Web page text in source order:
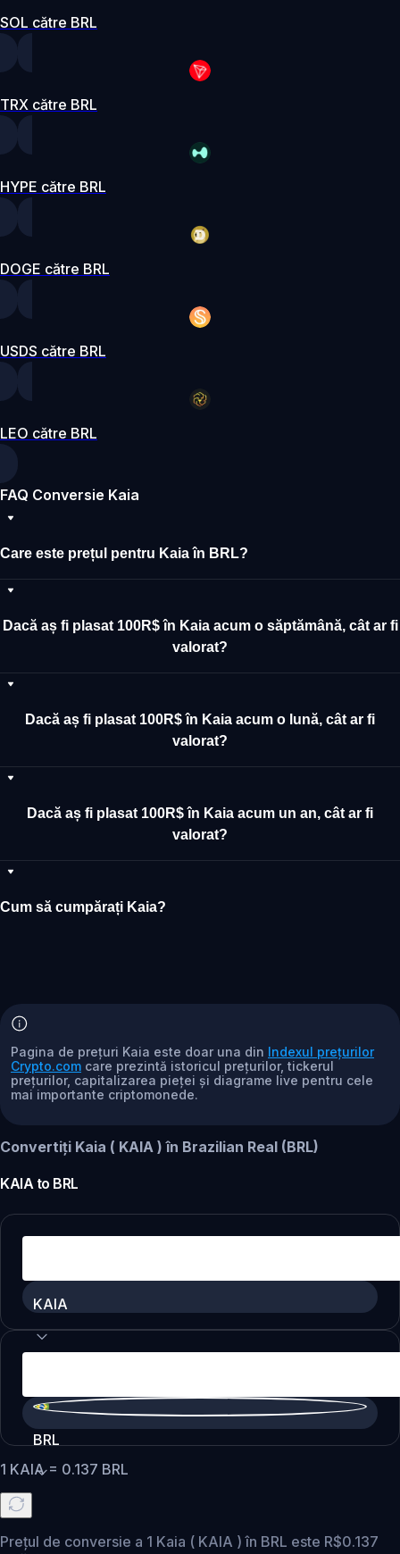
SOL către BRL
TRX către BRL
HYPE către BRL
DOGE către BRL
USDS către BRL
LEO către BRL
FAQ Conversie Kaia
Care este prețul pentru Kaia în BRL?
Dacă aș fi plasat 100R$ în Kaia acum o săptămână, cât ar fi
valorat?
Dacă aș fi plasat 100R$ în Kaia acum o lună, cât ar fi
valorat?
Dacă aș fi plasat 100R$ în Kaia acum un an, cât ar fi
valorat?
Cum să cumpărați Kaia?
Pagina de prețuri Kaia este doar una din Indexul prețurilor
Crypto.com care prezintă istoricul prețurilor, tickerul
prețurilor, capitalizarea pieței și diagrame live pentru cele
mai importante criptomonede.
Convertiți Kaia ( KAIA ) în Brazilian Real (BRL)
KAIAto BRL
KAIA
BRL
1 KAIA= 0.137 BRL
Prețul de conversie a 1 Kaia ( KAIA ) în BRL este R$0.137